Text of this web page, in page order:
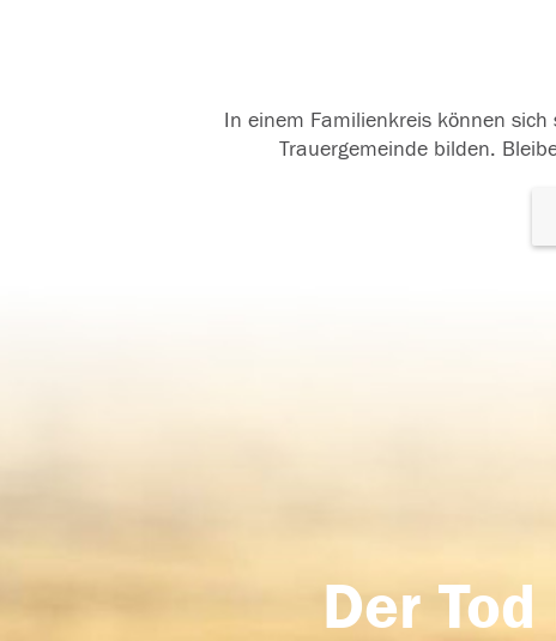
In einem Familienkreis können
Trauergemeinde bilden.
Der